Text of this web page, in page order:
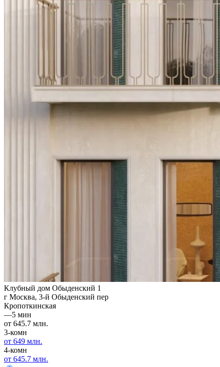
Клубный дом Обыденский 1
г Москва, 3-й Обыденский пер
Кропоткинская
—5 мин
от 645.7 млн.
3-комн
от 649 млн.
4-комн
от 645.7 млн.